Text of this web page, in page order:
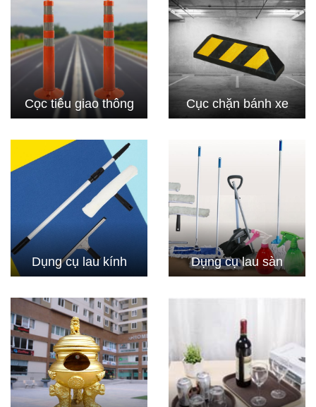
Cọc tiêu giao thông Cục chặn bánh xe
Dụng cụ lau kính Dụng cụ lau sàn